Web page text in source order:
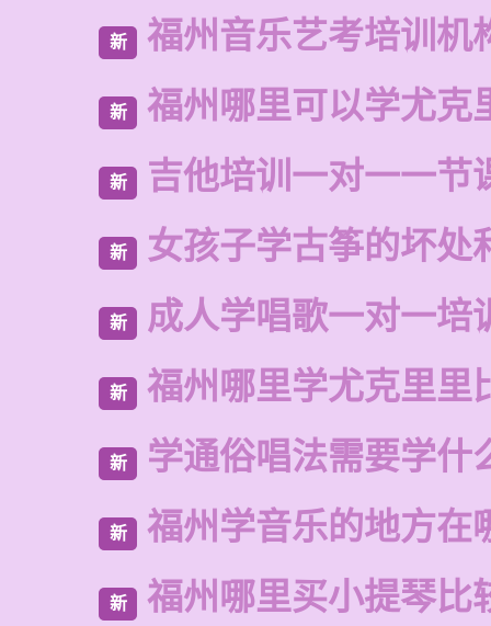
新 福州音乐艺考培训机
新 福州哪里可以学尤克
新 吉他培训一对一一节
新 女孩子学古筝的坏处
新 成人学唱歌一对一培
新 福州哪里学尤克里里
新 学通俗唱法需要学什
新 福州学音乐的地方在
新 福州哪里买小提琴比